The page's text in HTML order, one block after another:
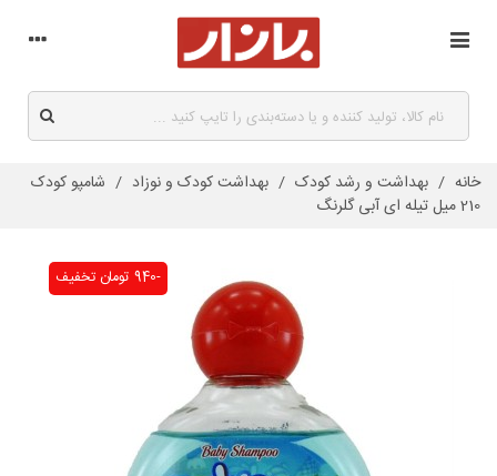
خانه / بهداشت و رشد کودک / بهداشت کودک و نوزاد / شامپو کودک
210 میل تیله ای آبی گلرنگ
تخفیف -940 تومان